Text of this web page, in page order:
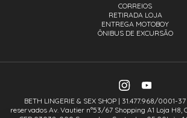
CORREIOS
RETIRADA LOJA
ENTREGA MOTOBOY
ÔNIBUS DE EXCURSÃO
BETH LINGERIE & SEX SHOP | 31.477.968/0001-
reservados Av. Vautier n°53/67 Shopping A1 Loja H8,